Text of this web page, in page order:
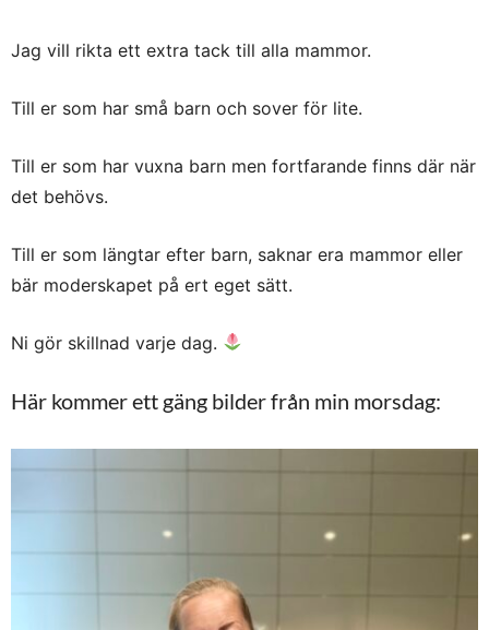
Jag vill rikta ett extra tack till alla mammor.
Till er som har små barn och sover för lite.
Till er som har vuxna barn men fortfarande finns där när
det behövs.
Till er som längtar efter barn, saknar era mammor eller
bär moderskapet på ert eget sätt.
Ni gör skillnad varje dag.
Här kommer ett gäng bilder från min morsdag: